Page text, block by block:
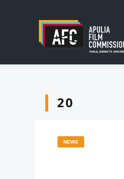
20
NEWS